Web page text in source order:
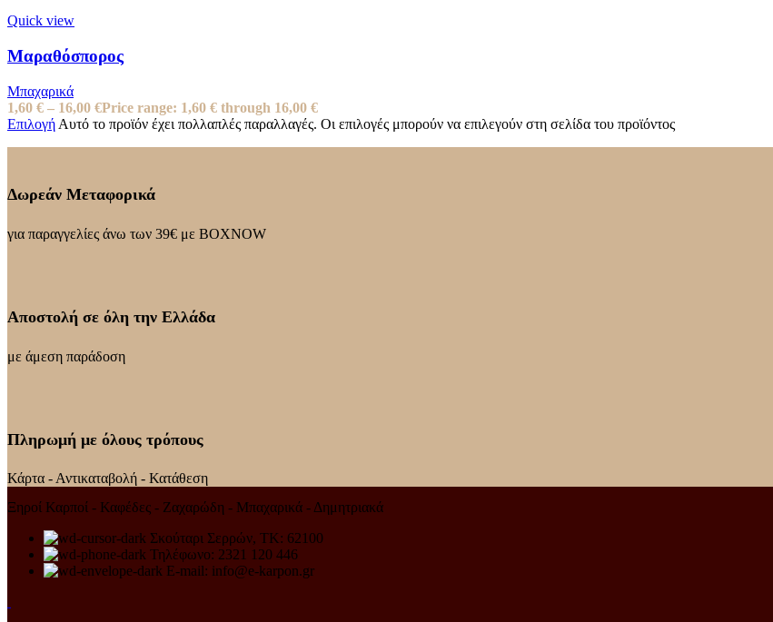
Quick view
Μαραθόσπορος
Μπαχαρικά
1,60 € – 16,00 €Price range: 1,60 € through 16,00 €
Επιλογή Αυτό το προϊόν έχει πολλαπλές παραλλαγές. Οι επιλογές μπορούν να επιλεγούν στη σελίδα του προϊόντος
Δωρεάν Μεταφορικά
για παραγγελίες άνω των 39€ με BOXNOW
Αποστολή σε όλη την Ελλάδα
με άμεση παράδοση
Πληρωμή με όλους τρόπους
Κάρτα - Αντικαταβολή - Κατάθεση
Ξηροί Καρποί - Καφέδες - Ζαχαρώδη - Μπαχαρικά - Δημητριακά
Σκούταρι Σερρών, ΤΚ: 62100
Τηλέφωνο: 2321 120 446
E-mail: info@e-karpon.gr